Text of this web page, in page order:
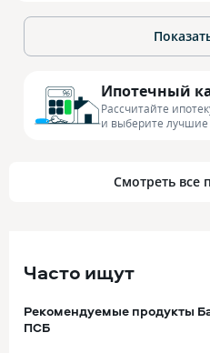
Ипотечный
Рассчитайте
и выберите лучшие
Смотреть все
Часто ищут
Рекомендуемые продукты
ПСБ